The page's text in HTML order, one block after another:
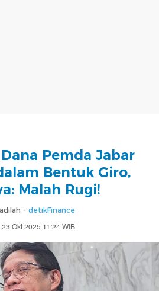
Pemda Jabar
Bentuk Giro,
Malah Rugi!
- detikFinance
Okt 2025 11:24 WIB